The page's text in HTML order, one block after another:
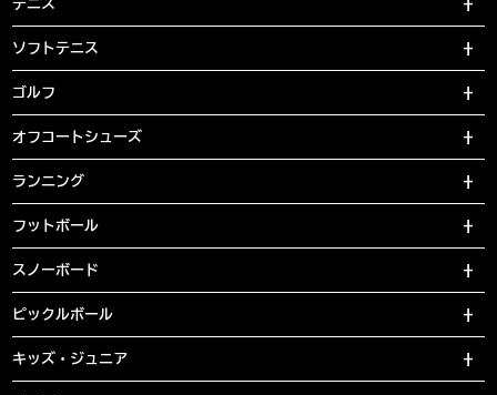
テニス
ソフトテニス
ゴルフ
オフコートシューズ
ランニング
フットボール
スノーボード
ピックルボール
キッズ・ジュニア